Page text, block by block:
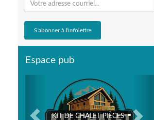
Espace pub
KIT DE CHALET PIÈCES-